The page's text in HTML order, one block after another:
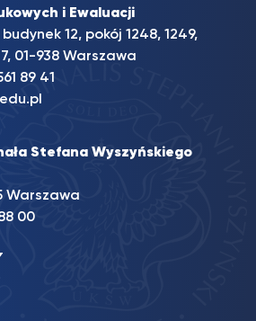
i Ewaluacji
12, pokój 1248, 1249,
01-938 Warszawa
89 41
Stefana Wyszyńskiego
Warszawa
00